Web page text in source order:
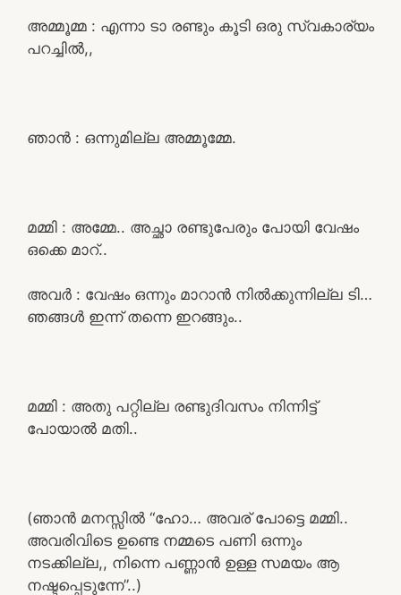
അമ്മൂമ്മ : എന്നാ ടാ രണ്ടും കൂടി ഒരു സ്വകാര്യം
പറച്ചിൽ,,
ഞാൻ : ഒന്നുമില്ല അമ്മൂമ്മേ.
മമ്മി : അമ്മേ.. അച്ഛാ രണ്ടുപേരും പോയി വേഷം
ഒക്കെ മാറ്..
അവർ : വേഷം ഒന്നും മാറാൻ നിൽക്കുന്നില്ല ടി…
ഞങ്ങൾ ഇന്ന് തന്നെ ഇറങ്ങും..
മമ്മി : അതു പറ്റില്ല രണ്ടുദിവസം നിന്നിട്ട്
പോയാൽ മതി..
(ഞാൻ മനസ്സിൽ “ഹോ… അവര് പോട്ടെ മമ്മി..
അവരിവിടെ ഉണ്ടെ നമ്മടെ പണി ഒന്നും
നടക്കില്ല,, നിന്നെ പണ്ണാൻ ഉള്ള സമയം ആ
നഷ്ടപ്പെടുന്നേ”..)